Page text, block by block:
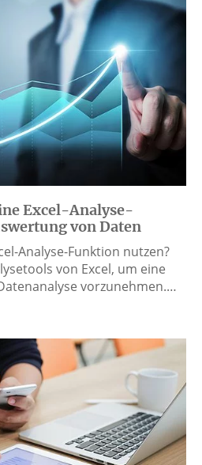
Excel-Analyse-
von Daten
Analyse-Funktion nutzen?
von Excel, um eine
vorzunehmen.…